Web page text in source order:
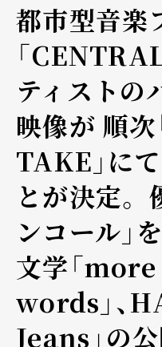
都市型音楽
「
ティストの
映像が 順
TAKE」に
とが決定。
ンコール」
文学「
words」、
Jeans」の